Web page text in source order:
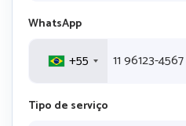
WhatsApp
+55
Tipo de serviço